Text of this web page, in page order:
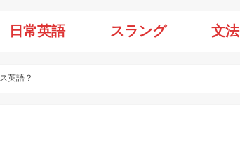
日常英語 スラング 文法
英語？